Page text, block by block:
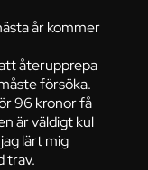
år kommer
återupprepa
försöka.
96 kronor få
är väldigt kul
lärt mig
trav.